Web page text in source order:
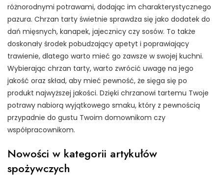
różnorodnymi potrawami, dodając im charakterystycznego
pazura. Chrzan tarty świetnie sprawdza się jako dodatek do
dań mięsnych, kanapek, jajecznicy czy sosów. To także
doskonały środek pobudzający apetyt i poprawiający
trawienie, dlatego warto mieć go zawsze w swojej kuchni.
Wybierając chrzan tarty, warto zwrócić uwagę na jego
jakość oraz skład, aby mieć pewność, że sięga się po
produkt najwyższej jakości. Dzięki chrzanowi tartemu Twoje
potrawy nabiorą wyjątkowego smaku, który z pewnością
przypadnie do gustu Twoim domownikom czy
współpracownikom.
Nowości w kategorii artykułów
spożywczych